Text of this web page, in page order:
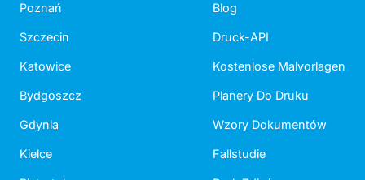
Poznań
Szczecin
Katowice
Bydgoszcz
Gdynia
Kielce
Blog
Druck-API
Kostenlose Malvorlagen
Planery Do Druku
Wzory Dokumentów
Fallstudie